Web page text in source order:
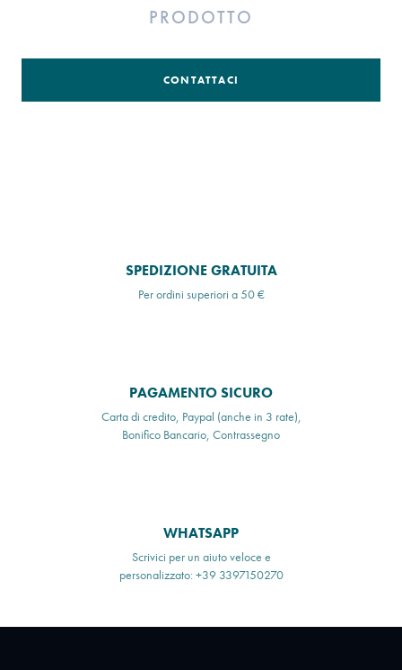
PRODOTTO
CONTATTACI
SPEDIZIONE GRATUITA
Per ordini superiori a 50 €
PAGAMENTO SICURO
Carta di credito, Paypal (anche in 3 rate),
Bonifico Bancario, Contrassegno
WHATSAPP
Scrivici per un aiuto veloce e
personalizzato: +39 3397150270